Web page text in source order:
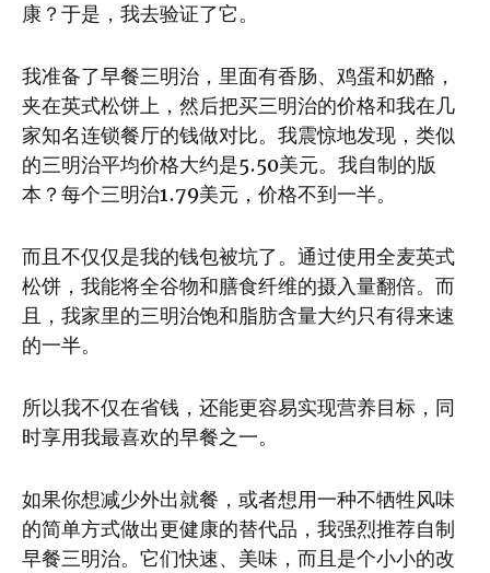
康？于是，我去验证了它。
我准备了早餐三明治，里面有香肠、鸡蛋和奶酪，
夹在英式松饼上，然后把买三明治的价格和我在几
家知名连锁餐厅的钱做对比。我震惊地发现，类似
的三明治平均价格大约是5.50美元。我自制的版
本？每个三明治1.79美元，价格不到一半。
而且不仅仅是我的钱包被坑了。通过使用全麦英式
松饼，我能将全谷物和膳食纤维的摄入量翻倍。而
且，我家里的三明治饱和脂肪含量大约只有得来速
的一半。
所以我不仅在省钱，还能更容易实现营养目标，同
时享用我最喜欢的早餐之一。
如果你想减少外出就餐，或者想用一种不牺牲风味
的简单方式做出更健康的替代品，我强烈推荐自制
早餐三明治。它们快速、美味，而且是个小小的改